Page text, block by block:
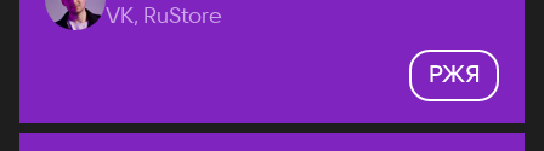
VK, RuStore
РЖЯ